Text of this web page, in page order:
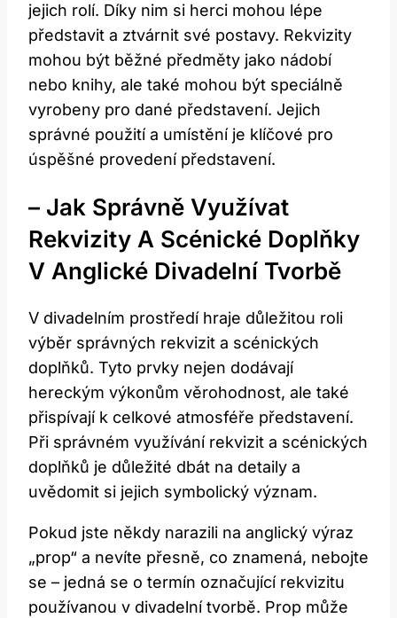
jejich rolí. Díky nim si herci mohou lépe
představit a ztvárnit své postavy. Rekvizity
mohou být běžné předměty jako nádobí
nebo knihy, ale také mohou být speciálně
vyrobeny pro dané představení. Jejich
správné použití a umístění je klíčové pro
úspěšné provedení představení.
– Jak Správně Využívat
Rekvizity A Scénické Doplňky
V Anglické Divadelní Tvorbě
V divadelním prostředí hraje důležitou roli
výběr správných rekvizit a scénických
doplňků. Tyto prvky nejen dodávají
hereckým výkonům věrohodnost, ale také
přispívají k celkové atmosféře představení.
Při správném využívání rekvizit a scénických
doplňků je důležité dbát na detaily a
uvědomit si jejich symbolický význam.
Pokud jste někdy narazili na anglický výraz
„prop“ a nevíte přesně, co znamená, nebojte
se – jedná se o termín označující rekvizitu
používanou v divadelní tvorbě. Prop může